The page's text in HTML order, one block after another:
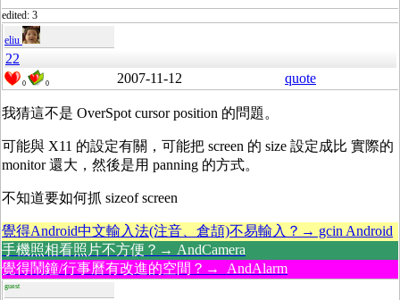
edited: 3
eliu
22
0 0 2007-11-12 quote
我猜這不是 OverSpot cursor position 的問題。
可能與 X11 的設定有關，可能把 screen 的 size 設定成比 實際的
monitor 還大，然後是用 panning 的方式。
不知道要如何抓 sizeof screen
覺得Android中文輸入法(注音、倉頡)不易輸入？→ gcin Android
手機照相看照片不方便？→ AndCamera
覺得鬧鐘/行事曆有改進的空間？→ AndAlarm
guest